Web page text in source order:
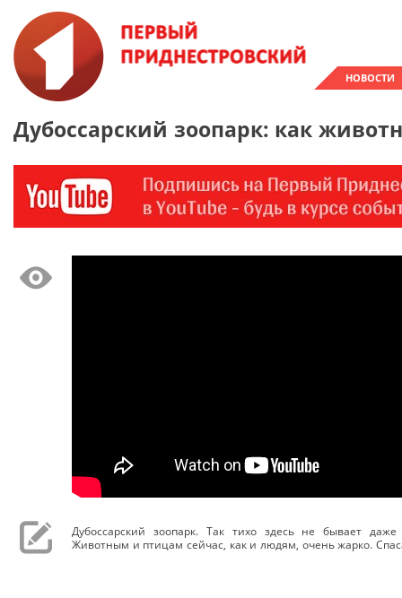
НОВОСТИ
Дубоссарский зоопарк: как
Дубоссарский зоопарк. Так тихо здесь не бывает
Животным и птицам сейчас, как и людям, очень жарко.